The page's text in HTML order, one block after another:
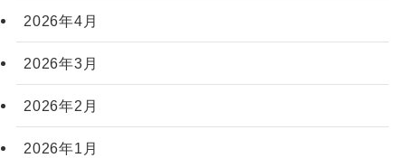
2026年4月
2026年3月
2026年2月
2026年1月